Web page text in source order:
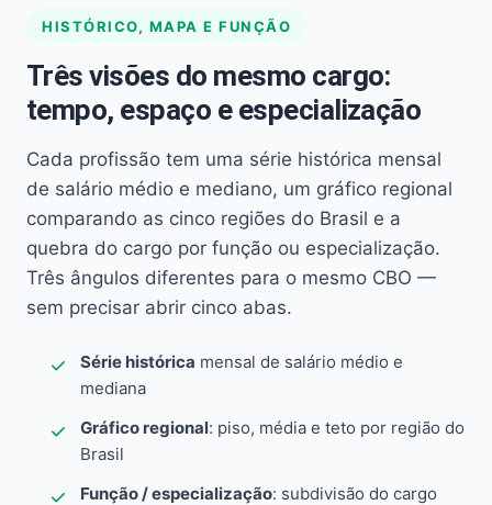
HISTÓRICO, MAPA E FUNÇÃO
Três visões do mesmo cargo:
tempo, espaço e especialização
Cada profissão tem uma série histórica mensal
de salário médio e mediano, um gráfico regional
comparando as cinco regiões do Brasil e a
quebra do cargo por função ou especialização.
Três ângulos diferentes para o mesmo CBO —
sem precisar abrir cinco abas.
Série histórica mensal de salário médio e
mediana
Gráfico regional: piso, média e teto por região do
Brasil
Função / especialização: subdivisão do cargo